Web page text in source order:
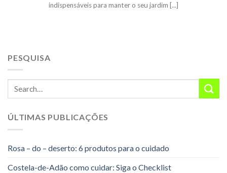
PESQUISA
ÚLTIMAS PUBLICAÇÕES
Rosa – do – deserto: 6 produtos para o cuidado
Costela-de-Adão como cuidar: Siga o Checklist
indispensáveis para manter o seu jardim [...]